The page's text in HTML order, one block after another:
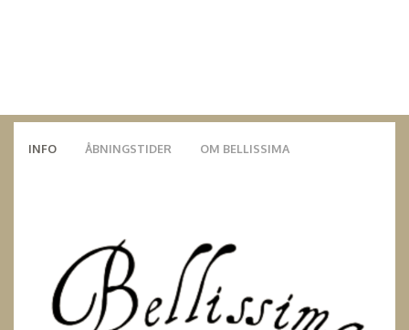
INFO ÅBNINGSTIDER OM BELLISSIMA